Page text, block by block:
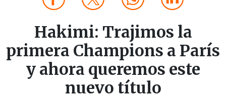
Hakimi: Trajimos la
primera Champions a París
y ahora queremos este
nuevo título